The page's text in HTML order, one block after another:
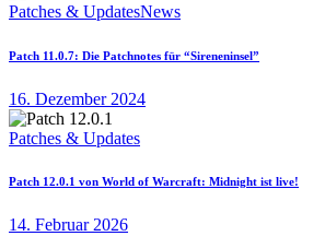
Patches & UpdatesNews
Patch 11.0.7: Die Patchnotes für “Sireneninsel”
16. Dezember 2024
Patches & Updates
Patch 12.0.1 von World of Warcraft: Midnight ist live!
14. Februar 2026